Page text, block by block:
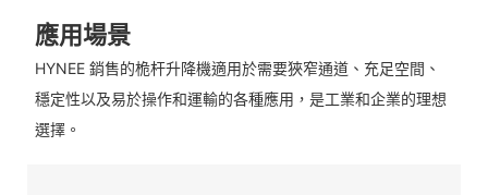
應用場景
HYNEE 銷售的桅杆升降機適用於需要狹窄通道、充足空間、
穩定性以及易於操作和運輸的各種應用，是工業和企業的理想
選擇。